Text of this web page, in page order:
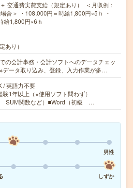
交通費実費支給（規定あり） ＜月収例：
合＞ ・108,000円＝時給1,800円×5ｈ ・
給1,800円×6ｈ
あり）
の会計事務・会計ソフトへのデータチェッ
データ取り込み、登録、入力作業が多…
/ 英語力不要
1年以上（※使用ソフト問わず）
SUM関数など）■Word（初級 …
男性
しずか